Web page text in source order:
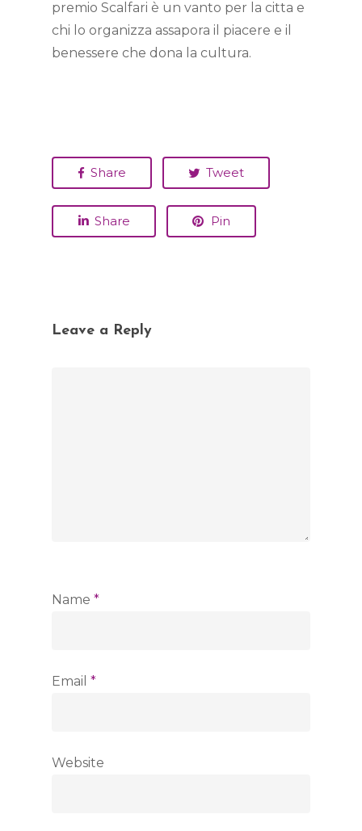
premio Scalfari è un vanto per la citta e
chi lo organizza assapora il piacere e il
benessere che dona la cultura.
Share Tweet
Share Pin
Leave a Reply
Name *
Email *
Website